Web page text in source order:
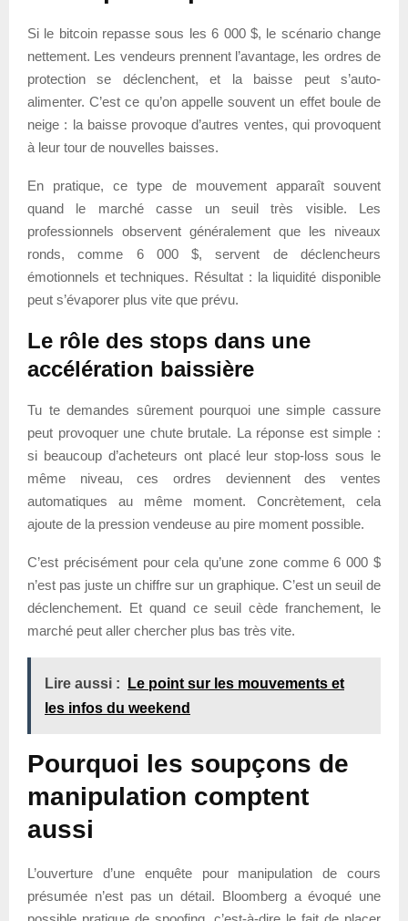
Si le bitcoin repasse sous les 6 000 $, le scénario change
nettement. Les vendeurs prennent l’avantage, les ordres de
protection se déclenchent, et la baisse peut s’auto-
alimenter. C’est ce qu’on appelle souvent un effet boule de
neige : la baisse provoque d’autres ventes, qui provoquent
à leur tour de nouvelles baisses.
En pratique, ce type de mouvement apparaît souvent
quand le marché casse un seuil très visible. Les
professionnels observent généralement que les niveaux
ronds, comme 6 000 $, servent de déclencheurs
émotionnels et techniques. Résultat : la liquidité disponible
peut s’évaporer plus vite que prévu.
Le rôle des stops dans une
accélération baissière
Tu te demandes sûrement pourquoi une simple cassure
peut provoquer une chute brutale. La réponse est simple :
si beaucoup d’acheteurs ont placé leur stop-loss sous le
même niveau, ces ordres deviennent des ventes
automatiques au même moment. Concrètement, cela
ajoute de la pression vendeuse au pire moment possible.
C’est précisément pour cela qu’une zone comme 6 000 $
n’est pas juste un chiffre sur un graphique. C’est un seuil de
déclenchement. Et quand ce seuil cède franchement, le
marché peut aller chercher plus bas très vite.
Lire aussi :
Le point sur les mouvements et
les infos du weekend
Pourquoi les soupçons de
manipulation comptent
aussi
L’ouverture d’une enquête pour manipulation de cours
présumée n’est pas un détail. Bloomberg a évoqué une